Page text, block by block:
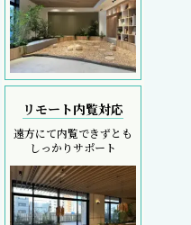
リモート内覧対応
遠方にて内覧できずとも
しっかりサポート